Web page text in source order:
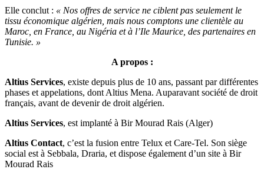
Elle conclut : « Nos offres de service ne ciblent pas seulement le
tissu économique algérien, mais nous comptons une clientèle au
Maroc, en France, au Nigéria et à l’Ile Maurice, des partenaires en
Tunisie. »
A propos :
Altius Services, existe depuis plus de 10 ans, passant par différentes
phases et appelations, dont Altius Mena. Auparavant société de droit
français, avant de devenir de droit algérien.
Altius Services, est implanté à Bir Mourad Rais (Alger)
Altius Contact, c’est la fusion entre Telux et Care-Tel. Son siège
social est à Sebbala, Draria, et dispose également d’un site à Bir
Mourad Rais